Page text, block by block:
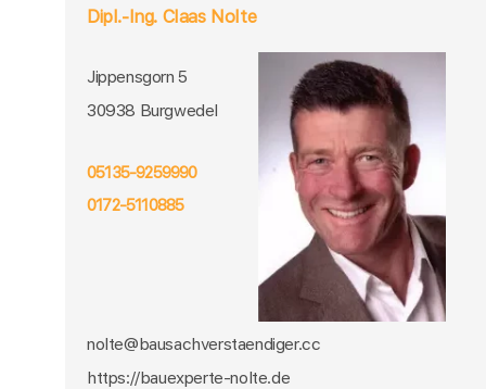
Dipl.-Ing. Claas Nolte
Jippensgorn 5
30938 Burgwedel
05135-9259990
0172-5110885
nolte@bausachverstaendiger.cc
https://bauexperte-nolte.de